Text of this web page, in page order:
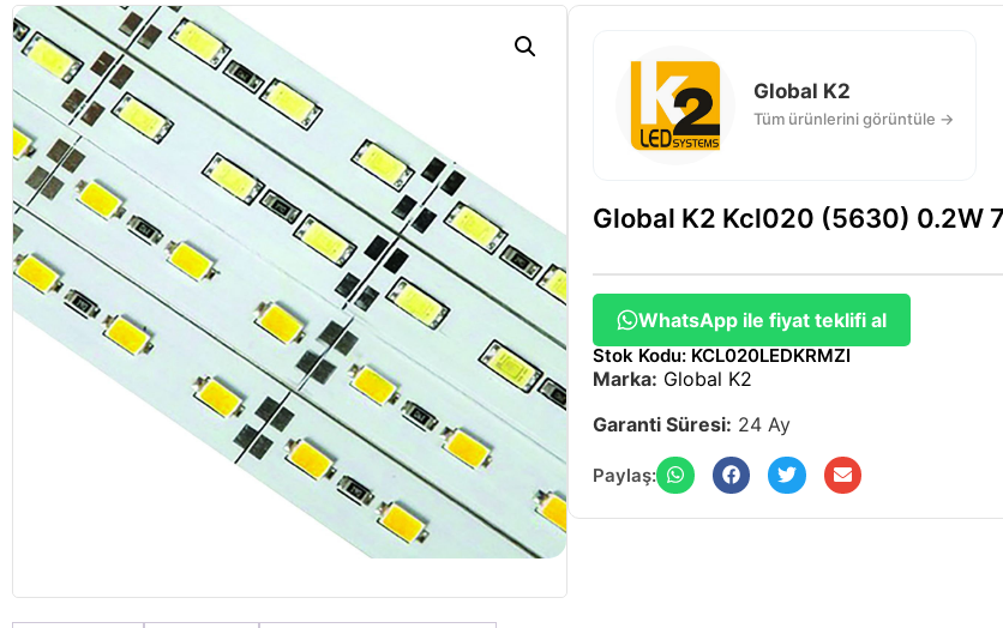
Global K2
Tüm ürünlerini görüntüle →
Global K2 Kcl020 (5630) 0.2W
WhatsApp ile fiyat teklifi al
Stok Kodu: KCL020LEDKRMZI
Marka: Global K2
Garanti Süresi: 24 Ay
Paylaş: